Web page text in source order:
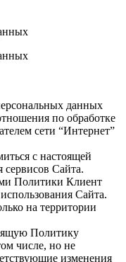
данных
по обработке
сети “Интернет”
с настоящей
Сайта.
Политики Клиент
Сайта.
на территории
Политику
числе, но не
изменения